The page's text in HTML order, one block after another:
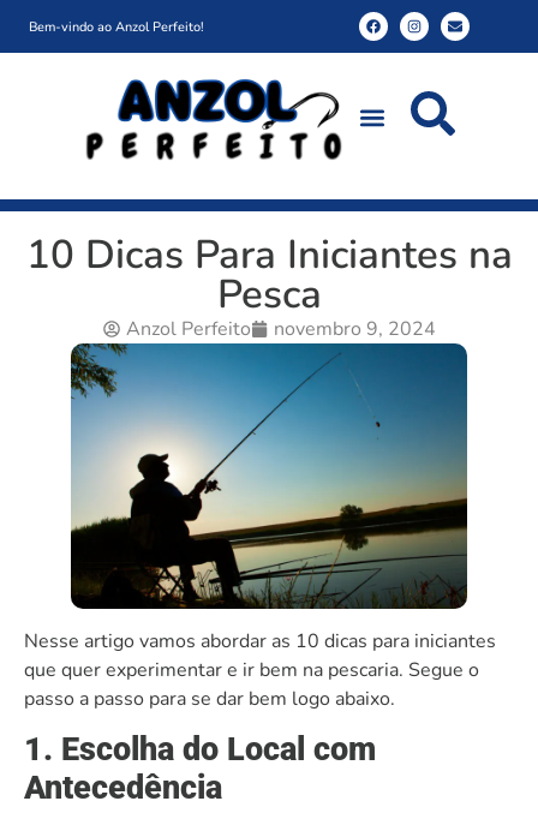
Bem-vindo ao Anzol Perfeito!
10 Dicas Para Iniciantes na
Pesca
Anzol Perfeito novembro 9, 2024
Nesse artigo vamos abordar as 10 dicas para iniciantes
que quer experimentar e ir bem na pescaria. Segue o
passo a passo para se dar bem logo abaixo.
1. Escolha do Local com
Antecedência